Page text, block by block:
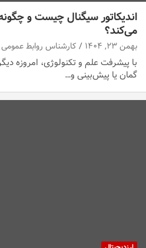
اندیکاتور سیگنال چیست و
می‌کند؟
بهمن ۲۳, ۱۴۰۴ کارشناس روابط عمومی
با پیشرفت علم و تکنولوژی، امروزه
گمان یا پیش‌بینی و…